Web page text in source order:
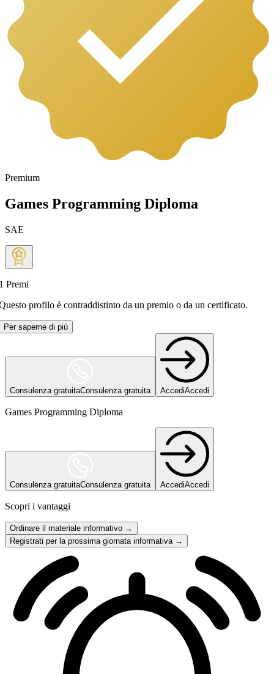
Premium
Games Programming Diploma
SAE
Premi
profilo è contraddistinto da un premio o da un certificato.
Per saperne di più
Consulenza gratuitaConsulenza gratuita AccediAccedi
Games Programming Diploma
Consulenza gratuitaConsulenza gratuita AccediAccedi
Scopri i vantaggi
Ordinare il materiale informativo →
Registrati per la prossima giornata informativa →